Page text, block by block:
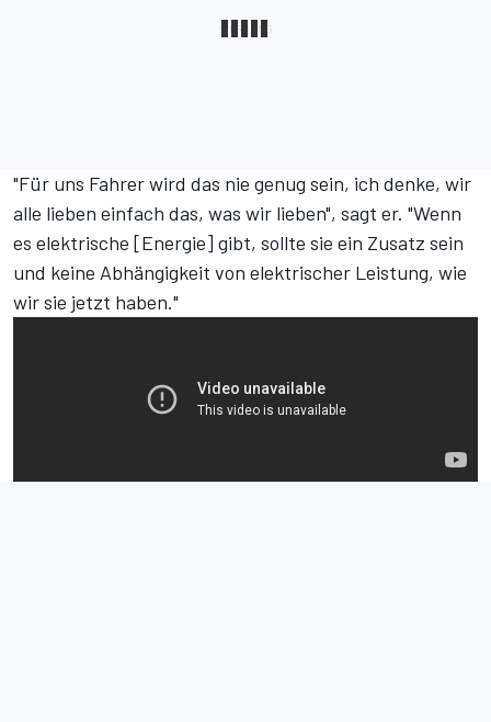
"Für uns Fahrer wird das nie genug sein, ich denke, wir
alle lieben einfach das, was wir lieben", sagt er. "Wenn
es elektrische [Energie] gibt, sollte sie ein Zusatz sein
und keine Abhängigkeit von elektrischer Leistung, wie
wir sie jetzt haben."